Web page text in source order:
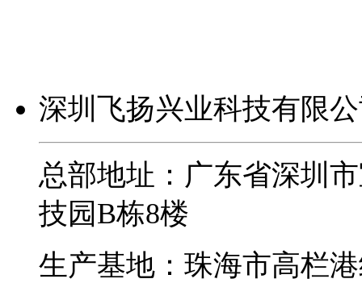
深圳飞扬兴业科技有限
总部地址：广东省深圳
技园B栋8楼
生产基地：珠海市高栏